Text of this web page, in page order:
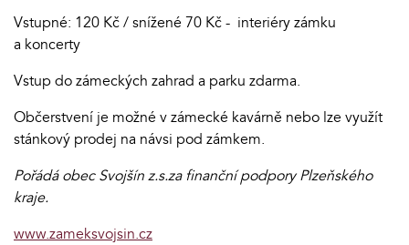
Vstupné: 120 Kč / snížené 70 Kč - interiéry zámku
a koncerty
Vstup do zámeckých zahrad a parku zdarma.
Občerstvení je možné v zámecké kavárně nebo lze využít
stánkový prodej na návsi pod zámkem.
Pořádá obec Svojšín z.s.za finanční podpory Plzeňského
kraje.
www.zameksvojsin.cz